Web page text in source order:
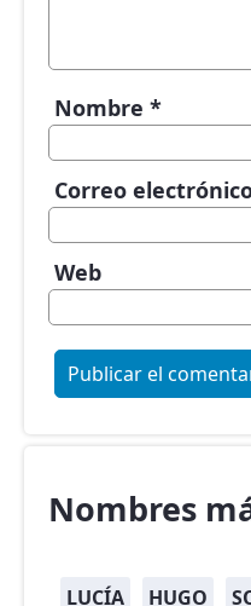
Nombre *
Correo
Web
Nombres
LUCÍA HUGO